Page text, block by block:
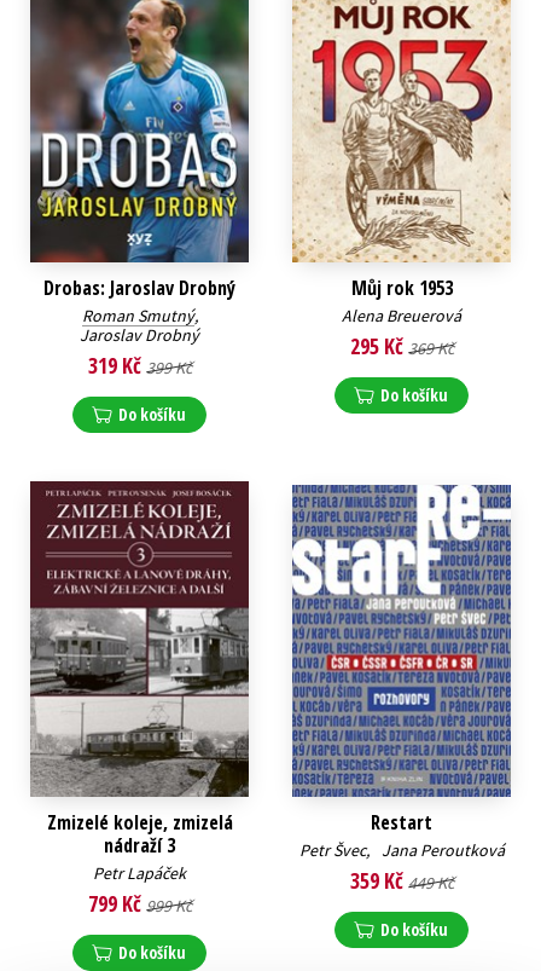
Drobas: Jaroslav Drobný
Roman Smutný,
Jaroslav Drobný
319 Kč 399 Kč
Do košíku
Můj rok 1953
Alena Breuerová
295 Kč 369 Kč
Do košíku
Zmizelé koleje, zmizelá
nádraží 3
Petr Lapáček
799 Kč 999 Kč
Do košíku
Restart
Petr Švec, Jana Peroutková
359 Kč 449 Kč
Do košíku